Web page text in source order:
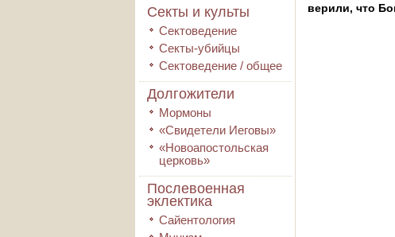
Секты и культы
Сектоведение
Секты-убийцы
Сектоведение / общее
Долгожители
Мормоны
«Свидетели Иеговы»
«Новоапостольская
церковь»
Послевоенная
эклектика
Сайентология
верили, что